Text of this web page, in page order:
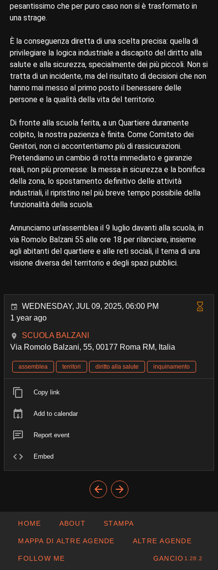
pesantissimo che per puro caso non si è trasformato in
una strage.
È la conseguenza diretta di una scelta precisa: quella di
privilegiare la logica industriale a discapito del diritto alla
salute e alla sicurezza, specialmente dei più piccoli. Non si
tratta di un incidente, ma del risultato di decisioni che non
hanno mai messo al primo posto il benessere delle
persone e la qualità della vita del territorio.
Di fronte alla scuola ferita, a un Quartiere duramente
colpito, la nostra pazienza è finita. Come Comitato dei
Genitori, non ci accontentiamo più di rassicurazioni.
Pretendiamo un cambio di rotta immediato e garanzie
reali, non più promesse: la messa in sicurezza e la bonifica
della zona, lo spostamento definitivo delle attività
industriali, il ripristino nel più breve tempo possibile della
funzionalità della scuola.
Annunciamo un’assemblea il 9 luglio davanti alla scuola, in
via Romolo Balzani 55 alle ore 18 per rilanciare, insieme
agli abitanti del quartiere e alle reti sociali, il tema di una
visione diversa del territorio e degli spazi pubblici.
WEDNESDAY, JUL 09, 2025, 06:00 PM
1 year ago
SCUOLA BALZANI
Via Romolo Balzani, 55, 00177 Roma RM, Italia
assemblea territori diritto alla salute inquinamento
Copy link
Add to calendar
Report event
Embed
HOME ABOUT STAMPA
MAPPA DI ALTRE AGENDE ALTRE AGENDE
FOLLOW ME GANCIO 1.28.2